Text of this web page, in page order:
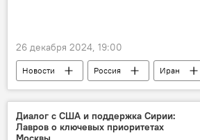
26 декабря 2024, 19:00
Новости Россия
Иран
Экономика
ЕАЭС
Торговля
Статус наблюдателя
Евразийская экономическая комиссия
Диалог с США и поддержка Сирии:
Лавров о ключевых приоритетах